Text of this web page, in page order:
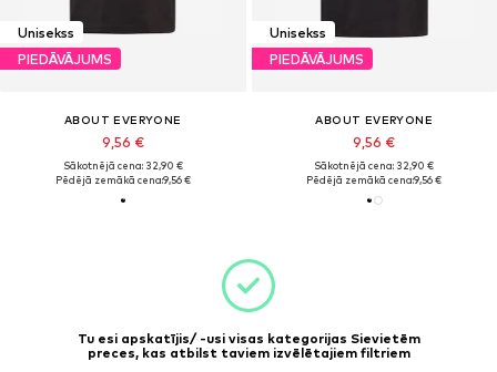
Unisekss
PIEDĀVĀJUMS
ABOUT EVERYONE
9,56 €
Sākotnējā cena: 32,90 €
Pēdējā zemākā cena:9,56 €
Unisekss
PIEDĀVĀJUMS
ABOUT EVERYONE
9,56 €
Sākotnējā cena: 32,90 €
Pēdējā zemākā cena:9,56 €
Tu esi apskatījis/ -usi visas kategorijas Sievietēm
preces, kas atbilst taviem izvēlētajiem filtriem